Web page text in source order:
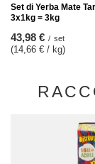
Set di Yerba Mate
3x1kg = 3kg
43,98 € / set
(14,66 € / kg)